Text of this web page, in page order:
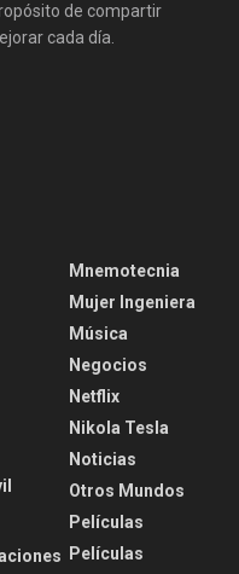
de compartir
cada día.
Mnemotecnia
Mujer Ingeniera
Música
Negocios
Netflix
Nikola Tesla
Noticias
Otros Mundos
Películas
Películas